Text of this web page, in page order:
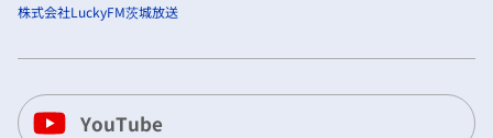
株式会社LuckyFM茨城放送
YouTube